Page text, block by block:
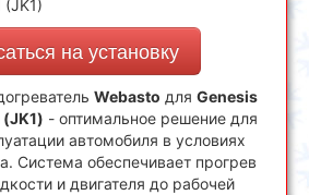
на установку
Webasto для Genesis
(JK1) - оптимальное решение для
автомобиля в условиях
Система обеспечивает прогрев
и двигателя до рабочей